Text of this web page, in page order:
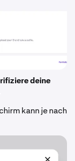
deine
kann je nach